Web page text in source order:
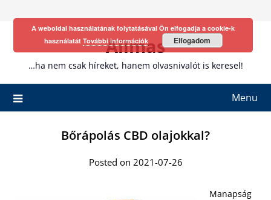
Allmas
…ha nem csak híreket, hanem olvasnivalót is keresel!
Menu
Bőrápolás CBD olajokkal?
Posted on 2021-07-26
Manapság
A weboldal használatának folytatásával Ön elfogadja a cookie-k
használatát További információk Elfogadom